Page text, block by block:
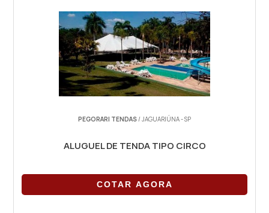
PEGORARI TENDAS/ JAGUARIÚNA - SP
ALUGUEL DE TENDA TIPO CIRCO
COTAR AGORA